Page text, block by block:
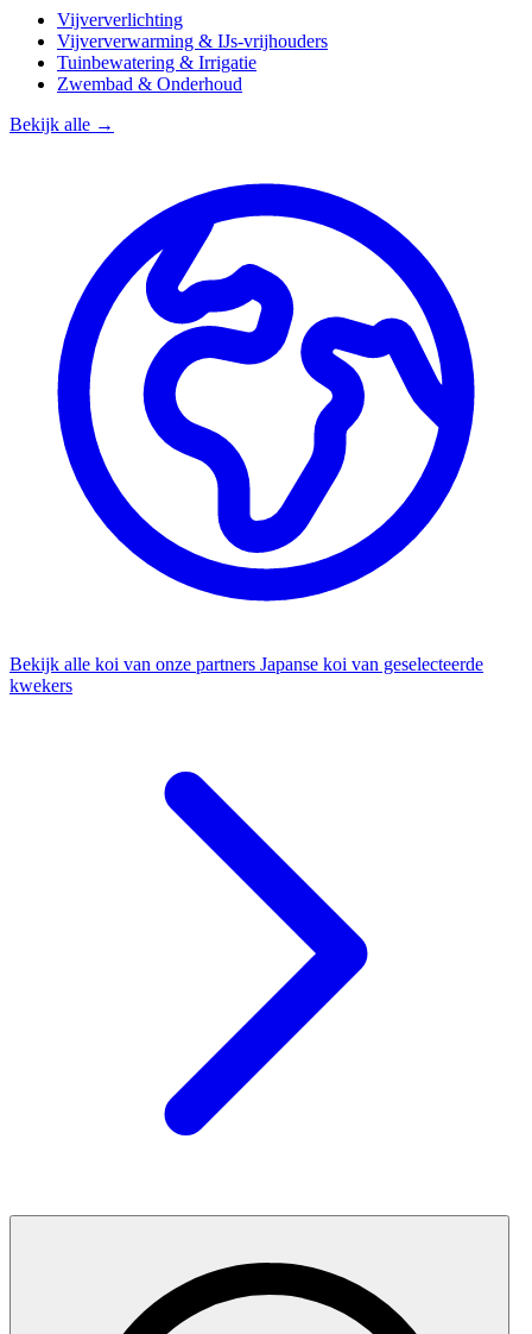
Vijververlichting
Vijververwarming & IJs-vrijhouders
Tuinbewatering & Irrigatie
Zwembad & Onderhoud
Bekijk alle →
Bekijk alle koi van onze partners Japanse koi van geselecteerde
kwekers